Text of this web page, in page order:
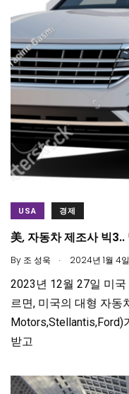
USA 경제
美, 자동차 제조사 빅
By 조 성욱 . 2024년 1월 4일
2023년 12월 27일 미
르면, 미국의 대형 자동
Motors,Stellantis,Ford)
받고